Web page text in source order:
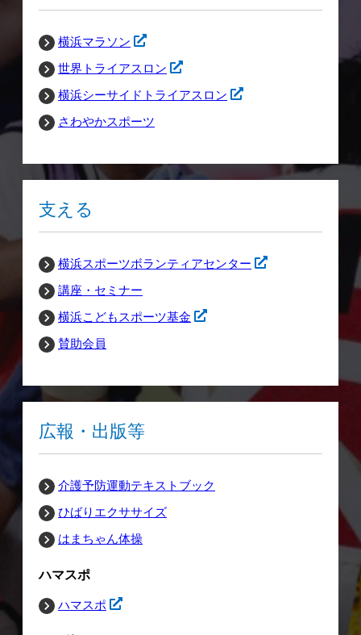
横浜マラソン
世界トライアスロン
横浜シーサイドトライアスロン
さわやかスポーツ
支える
横浜スポーツボランティアセンター
講座・セミナー
横浜こどもスポーツ基金
賛助会員
広報・出版等
介護予防運動テキストブック
ひばりエクササイズ
はまちゃん体操
ハマスポ
ハマスポ